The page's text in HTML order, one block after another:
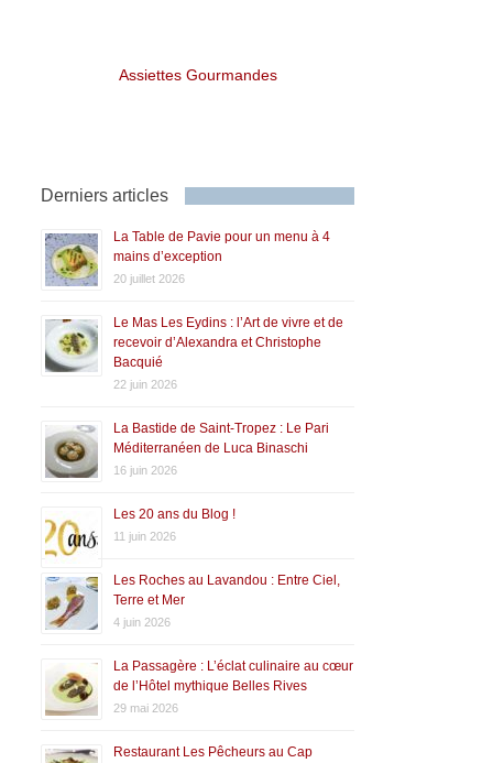
Assiettes Gourmandes
Derniers articles
La Table de Pavie pour un menu à 4
mains d’exception
20 juillet 2026
Le Mas Les Eydins : l’Art de vivre et de
recevoir d’Alexandra et Christophe
Bacquié
22 juin 2026
La Bastide de Saint-Tropez : Le Pari
Méditerranéen de Luca Binaschi
16 juin 2026
Les 20 ans du Blog !
11 juin 2026
Les Roches au Lavandou : Entre Ciel,
Terre et Mer
4 juin 2026
La Passagère : L’éclat culinaire au cœur
de l’Hôtel mythique Belles Rives
29 mai 2026
Restaurant Les Pêcheurs au Cap